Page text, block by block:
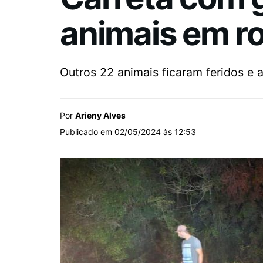
animais em
Outros 22 animais ficaram feridos e
Por Arieny Alves
Publicado em 02/05/2024 às 12:53